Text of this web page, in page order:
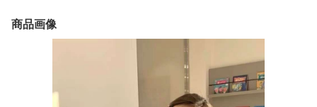
商品画像